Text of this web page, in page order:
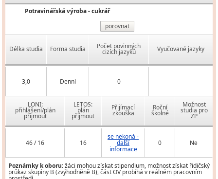
Potravinářská výroba - cukrář
porovnat
Délka studia Forma studia Počet povinných
cizích jazyků Vyučované jazyky
3,0 Denní 0
LONI:
přihlášení/plán
přijmout
LETOS:
plán
přijmout
Přijímací
zkouška
Roční
školné
Možnost
studia pro
ZP
46 / 16 16
se nekoná -
další
informace
0 Ne
Poznámky k oboru:žáci mohou získat stipendium, možnost získat řidičský
průkaz skupiny B (zvýhodněně B), část OV probíhá v reálném pracovním